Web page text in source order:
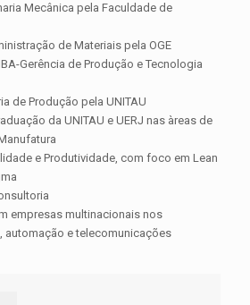
Mecânica pela Faculdade de
de Materiais pela OGE
Gerência de Produção e Tecnologia
de Produção pela UNITAU
da UNITAU e UERJ nas àreas de
e Produtividade, com foco em Lean
empresas multinacionais nos
automação e telecomunicações